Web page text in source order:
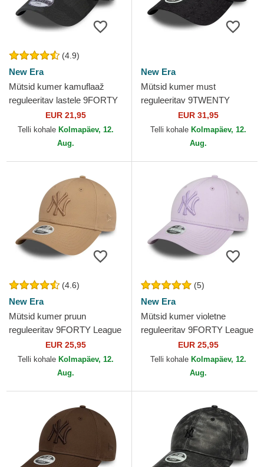
(4.9)
New Era
Mütsid kumer kamuflaaž
reguleeritav lastele 9FORTY
League Essential New York
Yankees MLB New Era
EUR 21,95
Telli kohale Kolmapäev, 12.
Aug.
New Era
Mütsid kumer must
reguleeritav 9TWENTY
Broderie New York Yankees
MLB New Era
EUR 31,95
Telli kohale Kolmapäev, 12.
Aug.
(4.6)
New Era
Mütsid kumer pruun
reguleeritav 9FORTY League
Essential New York Yankees
MLB New Era
EUR 25,95
Telli kohale Kolmapäev, 12.
Aug.
(5)
New Era
Mütsid kumer violetne
reguleeritav 9FORTY League
Essential New York Yankees
MLB New Era
EUR 25,95
Telli kohale Kolmapäev, 12.
Aug.